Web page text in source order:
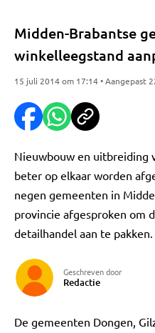
Midden-Brabantse
winkelleegstand
15 juli 2014 om 17:14 • Aangepast
Nieuwbouw en uitbreiding
beter op elkaar worden
negen gemeenten in
provincie afgesproken om
detailhandel aan te pakken.
Geschreven door
Redactie
De gemeenten Dongen,